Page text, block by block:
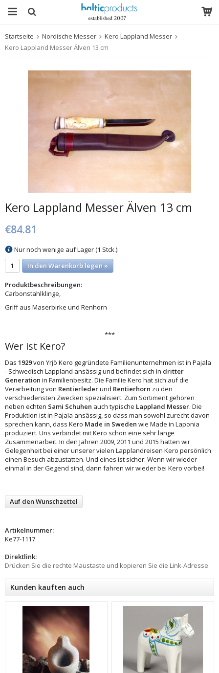
Das Produkt wurde in Ihren Warenkorb gelegt
Startseite Nordische Messer
Kero Lappland Messer
Kero Lappland Messer Älven 13 cm
Kero Lappland Messer Älven 13 cm
€84.81
Nur noch wenige auf Lager (1 Stck.)
In den Warenkorb legen »
Produktbeschreibungen:
Carbonstahlklinge,
Griff aus Maserbirke und Renhorn
***
Wer ist Kero?
Das 1929von Yrjö Kero gegründete Familienunternehmen ist in Pajala
- Schwedisch Lappland ansässig und befindet sich in dritter
Generation in Familienbesitz. Die Familie Kero hat sich auf die
Verarbeitung von Rentierlederund Rentierhorn zu den
verschiedensten Zwecken spezialisiert. Zum Sortiment gehören
neben echten Sami Schuhen auch typische Lappland Messer. Die
Produktion ist in Pajala ansässig, so dass man sowohl zurecht davon
sprechen kann, dass Kero Made in Sweden wie Made in Laponia
produziert. Uns verbindet mit Kero schon eine sehr lange
Zusammenarbeit. In den Jahren 2009, 2011 und 2015 hatten wir
Gelegenheit bei einer unserer vielen Lapplandreisen Kero persönlich
einen Besuch abzustatten. Und eines ist sicher: Wenn wir wieder
einmal in der Gegend sind, dann fahren wir wieder bei Kero vorbei!
Auf den Wunschzettel
Artikelnummer:
Ke77-1117
Direktlink:
Drücken Sie die rechte Maustaste und kopieren Sie die Link-Adresse
Kunden kauften auch